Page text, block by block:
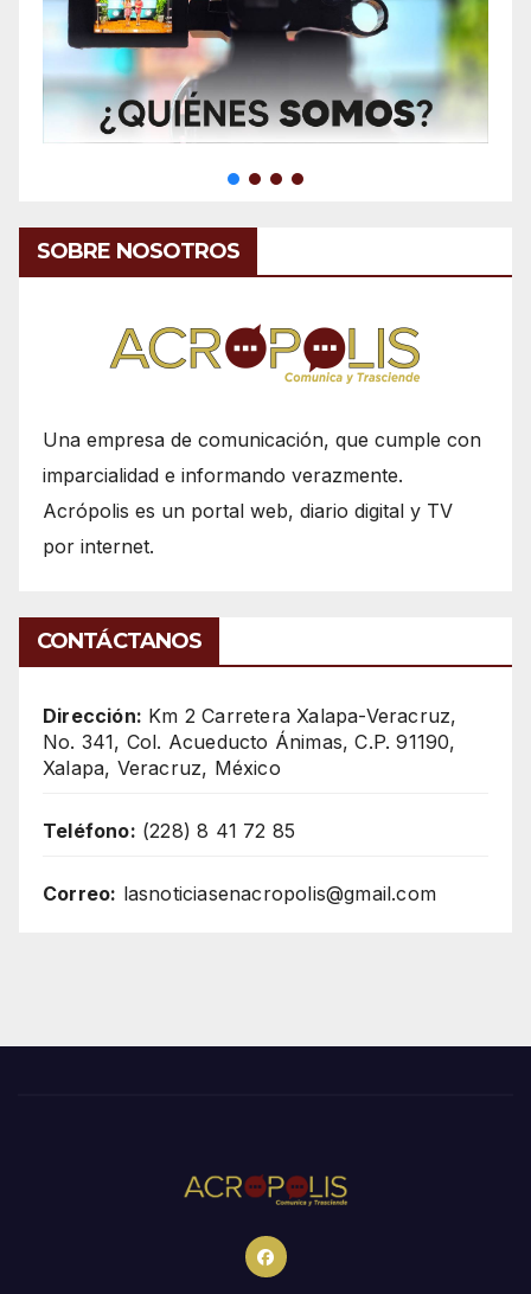
SOBRE NOSOTROS
Una empresa de comunicación, que cumple con
imparcialidad e informando verazmente.
Acrópolis es un portal web, diario digital y TV
por internet.
CONTÁCTANOS
Dirección: Km 2 Carretera Xalapa-Veracruz,
No. 341, Col. Acueducto Ánimas, C.P. 91190,
Xalapa, Veracruz, México
Teléfono: (228) 8 41 72 85
Correo: lasnoticiasenacropolis@gmail.com